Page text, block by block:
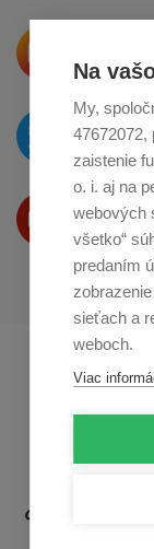
Na
My,
zaistenie
o. i. aj na
webových
všetko“
predaním
sieťach a
weboch.
Viac
o
O
na
na